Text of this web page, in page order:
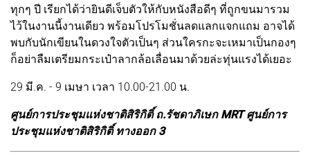
ทุกๆ ปี เรียกได้ว่ายินดีเจ็บตัวให้กับหนังสือดีๆ ที่ถูกขนมารวม
ไว้ในงานนี้งานเดียว พร้อมโปรโมชั่นลดแลกแจกแถม อาจได้
พบกับนักเขียนในดวงใจตัวเป็นๆ ส่วนใครกะจะเหมาเป็นกองๆ
ก็อย่าลืมเตรียมกระเป๋าลากล้อเลื่อนมาด้วยล่ะทุ่นแรงได้เยอะ
29 มี.ค. - 9 เมษา เวลา 10.00-21.00 น.
ศูนย์การประชุมแห่งชาติสิริกิติ์ ถ.รัชดาภิเษก MRT ศูนย์การ
ประชุมแห่งชาติสิริกิติ์ ทางออก 3